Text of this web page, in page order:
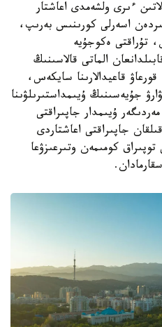
4-6 مەتر بولاتىن ءىرى ولشەمدى اعاشتار
اسەرلى كورىنىس بەرىپ،
تۇراقتى ەكوجۇيە
2023 -جىلى قابىلدانعان الماتى قالاسىنىڭ
قاعيدالارىنا سايكەس،
جۇيەسىنىڭ ۇيىمداستىرىلۋىنا
ۇيىمدار جاپىراقتى
2,5 م، ال قىلقان جاپىراقتى اعاشتاردى
توپىراق كومىمەن وتىرعىزۋعا